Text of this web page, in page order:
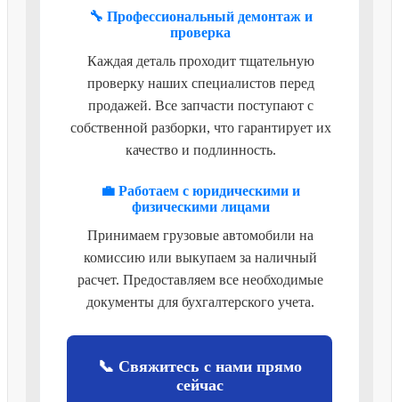
🔧 Профессиональный демонтаж и
проверка
Каждая деталь проходит тщательную
проверку наших специалистов перед
продажей. Все запчасти поступают с
собственной разборки, что гарантирует их
качество и подлинность.
💼 Работаем с юридическими и
физическими лицами
Принимаем грузовые автомобили на
комиссию или выкупаем за наличный
расчет. Предоставляем все необходимые
документы для бухгалтерского учета.
📞 Свяжитесь с нами прямо
сейчас